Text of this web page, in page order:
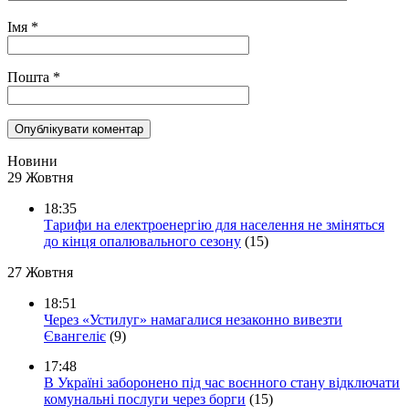
Імя *
Пошта *
Новини
29 Жовтня
18:35
Тарифи на електроенергію для населення не зміняться
до кінця опалювального сезону (15)
27 Жовтня
18:51
Через «Устилуг» намагалися незаконно вивезти
Євангеліє (9)
17:48
В Україні заборонено під час воєнного стану відключати
комунальні послуги через борги (15)